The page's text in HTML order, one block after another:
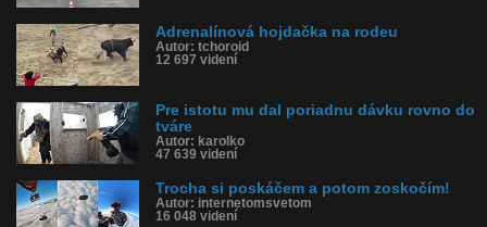
Adrenalínová hojdačka na rodeu
Autor: tchoroid
12 697 videní
Pre istotu mu dal poriadnu dávku rovno do
tváre
Autor: karolko
47 639 videní
Trocha si poskáčem a potom zoskočím!
Autor: internetomsvetom
16 048 videní